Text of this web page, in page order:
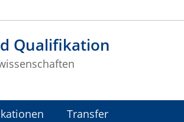
Qualifikation
Transfer